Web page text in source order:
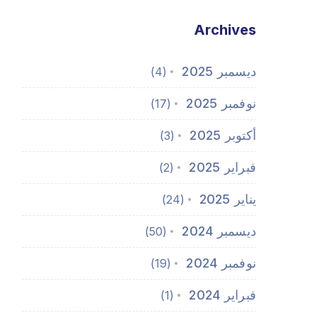
Archives
ديسمبر 2025 (4)
نوفمبر 2025 (17)
أكتوبر 2025 (3)
فبراير 2025 (2)
يناير 2025 (24)
ديسمبر 2024 (50)
نوفمبر 2024 (19)
فبراير 2024 (1)